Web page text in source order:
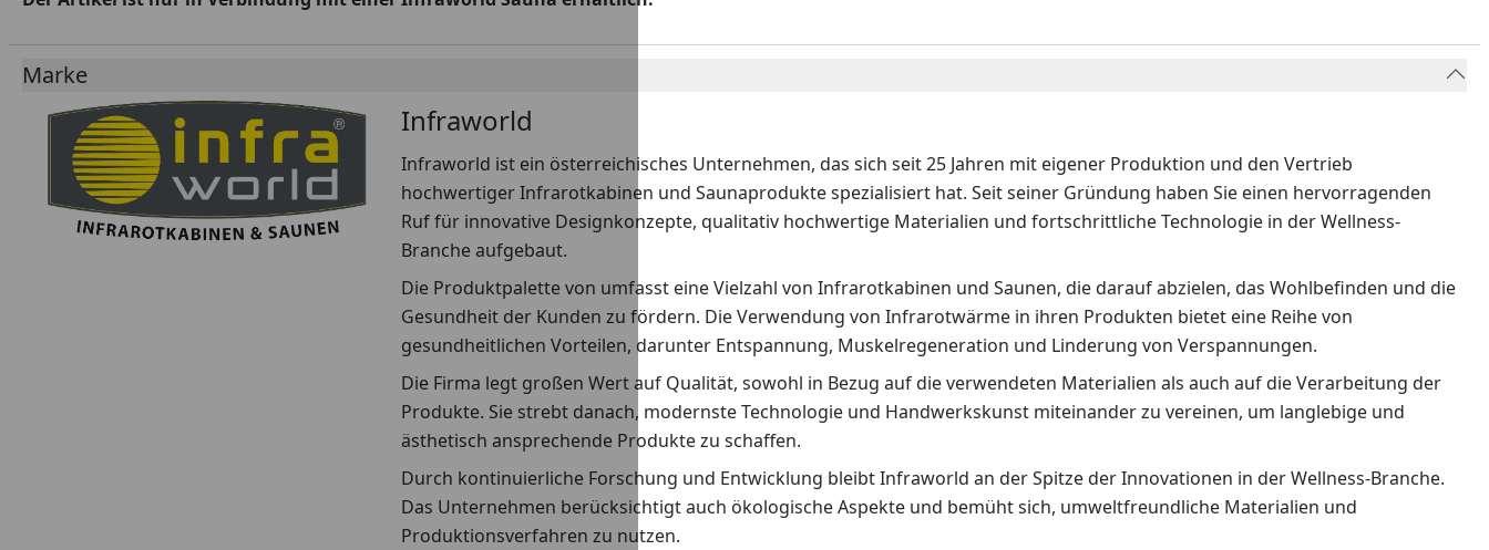
Marke
Infraworld
Infraworld ist ein österreichisches Unternehmen, das sich seit 25 Jahren mit eigener Produktion und den Vertrieb
hochwertiger Infrarotkabinen und Saunaprodukte spezialisiert hat. Seit seiner Gründung haben Sie einen hervorragenden
Ruf für innovative Designkonzepte, qualitativ hochwertige Materialien und fortschrittliche Technologie in der Wellness-
Branche aufgebaut.
Die Produktpalette von umfasst eine Vielzahl von Infrarotkabinen und Saunen, die darauf abzielen, das Wohlbefinden und die
Gesundheit der Kunden zu fördern. Die Verwendung von Infrarotwärme in ihren Produkten bietet eine Reihe von
gesundheitlichen Vorteilen, darunter Entspannung, Muskelregeneration und Linderung von Verspannungen.
Die Firma legt großen Wert auf Qualität, sowohl in Bezug auf die verwendeten Materialien als auch auf die Verarbeitung der
Produkte. Sie strebt danach, modernste Technologie und Handwerkskunst miteinander zu vereinen, um langlebige und
ästhetisch ansprechende Produkte zu schaffen.
Durch kontinuierliche Forschung und Entwicklung bleibt Infraworld an der Spitze der Innovationen in der Wellness-Branche.
Das Unternehmen berücksichtigt auch ökologische Aspekte und bemüht sich, umweltfreundliche Materialien und
Produktionsverfahren zu nutzen.